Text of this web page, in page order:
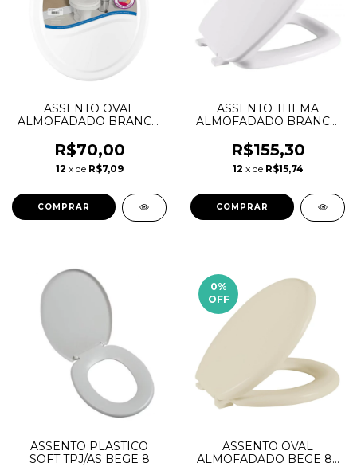
ASSENTO OVAL
ALMOFADADO BRANCO
R$70,00
12 x de R$7,09
ASSENTO THEMA
ALMOFADADO BRANCO
R$155,30
12 x de R$15,74
ASSENTO PLASTICO
SOFT TPJ/AS BEGE 8
0%
OFF
ASSENTO OVAL
ALMOFADADO BEGE 8 -